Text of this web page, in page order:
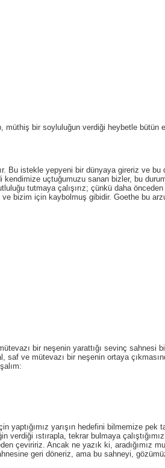
bir soyluluğun verdiği heybetle bütün
istekle yepyeni bir dünyaya gireriz ve bu
uçtuğumuzu sanan bizler, bu
tutmaya çalışırız; çünkü daha
bizim için kaybolmuş gibidir. Goethe bu
bir neşenin yarattığı sevinç sahnesi
ve mütevazı bir neşenin ortaya
yarışın hedefini bilmemize pek
ıstırapla, tekrar bulmaya
çeviririz. Ancak ne yazık ki, aradığımız
geri döneriz, ama bu sahneyi,